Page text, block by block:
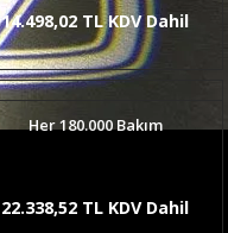
14.498,02 TL KDV Dahil
Her 180.000 Bakım
22.338,52 TL KDV Dahil